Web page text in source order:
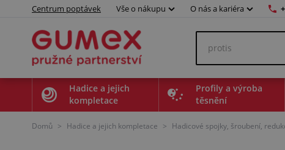
Centrum poptávek Vše o nákupu O nás a kariéra
Hadice a jejich
kompletace
Profily a výroba
těsnění
Domů > Hadice a jejich kompletace > Hadicové spojky, šroubení,